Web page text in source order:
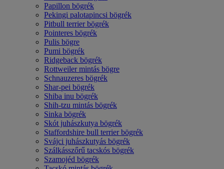
Papillon bögrék
Pekingi palotapincsi bögrék
Pitbull terrier bögrék
Pointeres bögrék
Pulis bögre
Pumi bögrék
Ridgeback bögrék
Rottweiler mintás bögre
Schnauzeres bögrék
Shar-pei bögrék
Shiba inu bögrék
Shih-tzu mintás bögrék
Sinka bögrék
Skót juhászkutya bögrék
Staffordshire bull terrier bögrék
Svájci juhászkutyás bögrék
Szálkásszőrű tacskós bögrék
Szamojéd bögrék